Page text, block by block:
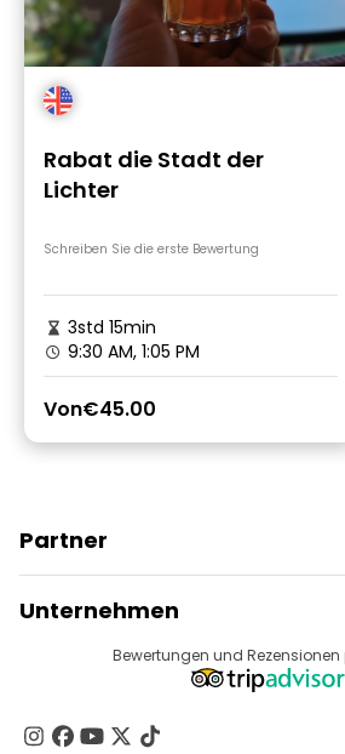
Rabat die Stadt der
Lichter
Schreiben Sie die erste Bewertung
3std 15min
9:30 AM, 1:05 PM
Von€45.00
Partner
Anbieter-Anmeldung
Affiliate-Programm
Unternehmen
Reiseziele
Kontakt
Bewertungen und